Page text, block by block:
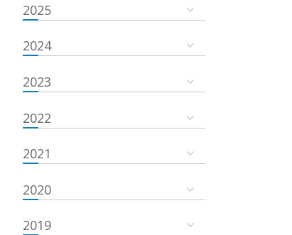
2025
2024
2023
2022
2021
2020
2019